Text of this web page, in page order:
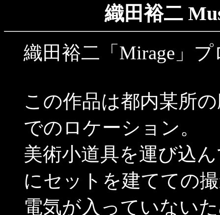
織田裕二
織田裕二「Mirage」
この作品は都内某所
でのロケーション。
美術小道具を運び込
にセットを建てての
電気が入っていない